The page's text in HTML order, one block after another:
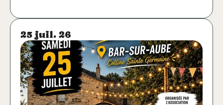
25 juil. 26